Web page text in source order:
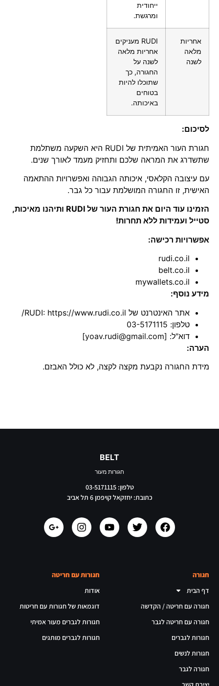
ייחודית
ומרגשת.
אחריות
מלאה
לשנה
RUDI מעניקים
אחריות מלאה
לשנה על
החגורה, כך
שתוכלו להיות
בטוחים
באיכותה.
לסיכום:
חגורת העור האמיתית של RUDI היא השקעה משתלמת
שתשדרג את המראה שלכם ותחזיק מעמד לאורך שנים.
עם עיצובה הקלאסי, איכותה הגבוהה ואפשרויות ההתאמה
האישית, זו החגורה המושלמת עבור כל גבר.
הזמינו עוד היום את חגורת העור של RUDI ותיהנו מאיכות,
סטייל ועמידות ללא תחרות!
אפשרויות רכישה:
rudi.co.il
belt.co.il
mywallets.co.il
מידע נוסף:
אתר האינטרנט של RUDI: https://www.rudi.co.il/
טלפון: 03-5171115
דוא"ל: [yoav.rudi@gmail.com
]
הערה:
מידת החגורה נקבעת מקצה לקצה, לא כולל האבזם.
BELT
חגורות מעור
טלפון: 03-5171115
כתובת: יחזקאל קויפמן 6 תל אביב
חגורה
דף הבית
חגורה עם חריטה / הקדשה
חגורה עם חריטה לגבר
חגורות לגברים
חגורות לנשים
חגורה לגבר
חגורות עם חריטה
אודות
דוגמאות של חגורות עם חריטות
חגורות לגברים מעור אמיתי
חגורות לגברים מותגים